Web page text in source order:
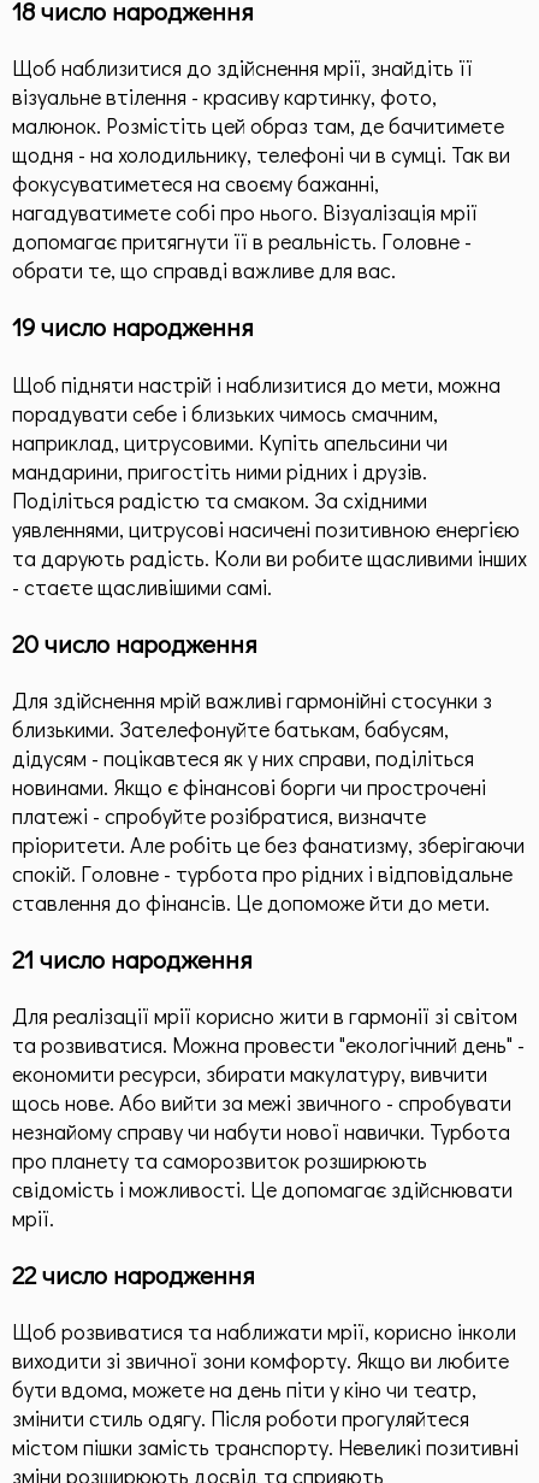
18 число народження
Щоб наблизитися до здійснення мрії, знайдіть її
візуальне втілення - красиву картинку, фото,
малюнок. Розмістіть цей образ там, де бачитимете
щодня - на холодильнику, телефоні чи в сумці. Так ви
фокусуватиметеся на своєму бажанні,
нагадуватимете собі про нього. Візуалізація мрії
допомагає притягнути її в реальність. Головне -
обрати те, що справді важливе для вас.
19 число народження
Щоб підняти настрій і наблизитися до мети, можна
порадувати себе і близьких чимось смачним,
наприклад, цитрусовими. Купіть апельсини чи
мандарини, пригостіть ними рідних і друзів.
Поділіться радістю та смаком. За східними
уявленнями, цитрусові насичені позитивною енергією
та дарують радість. Коли ви робите щасливими інших
- стаєте щасливішими самі.
20 число народження
Для здійснення мрій важливі гармонійні стосунки з
близькими. Зателефонуйте батькам, бабусям,
дідусям - поцікавтеся як у них справи, поділіться
новинами. Якщо є фінансові борги чи прострочені
платежі - спробуйте розібратися, визначте
пріоритети. Але робіть це без фанатизму, зберігаючи
спокій. Головне - турбота про рідних і відповідальне
ставлення до фінансів. Це допоможе йти до мети.
21 число народження
Для реалізації мрії корисно жити в гармонії зі світом
та розвиватися. Можна провести "екологічний день" -
економити ресурси, збирати макулатуру, вивчити
щось нове. Або вийти за межі звичного - спробувати
незнайому справу чи набути нової навички. Турбота
про планету та саморозвиток розширюють
свідомість і можливості. Це допомагає здійснювати
мрії.
22 число народження
Щоб розвиватися та наближати мрії, корисно інколи
виходити зі звичної зони комфорту. Якщо ви любите
бути вдома, можете на день піти у кіно чи театр,
змінити стиль одягу. Після роботи прогуляйтеся
містом пішки замість транспорту. Невеликі позитивні
зміни розширюють досвід та сприяють